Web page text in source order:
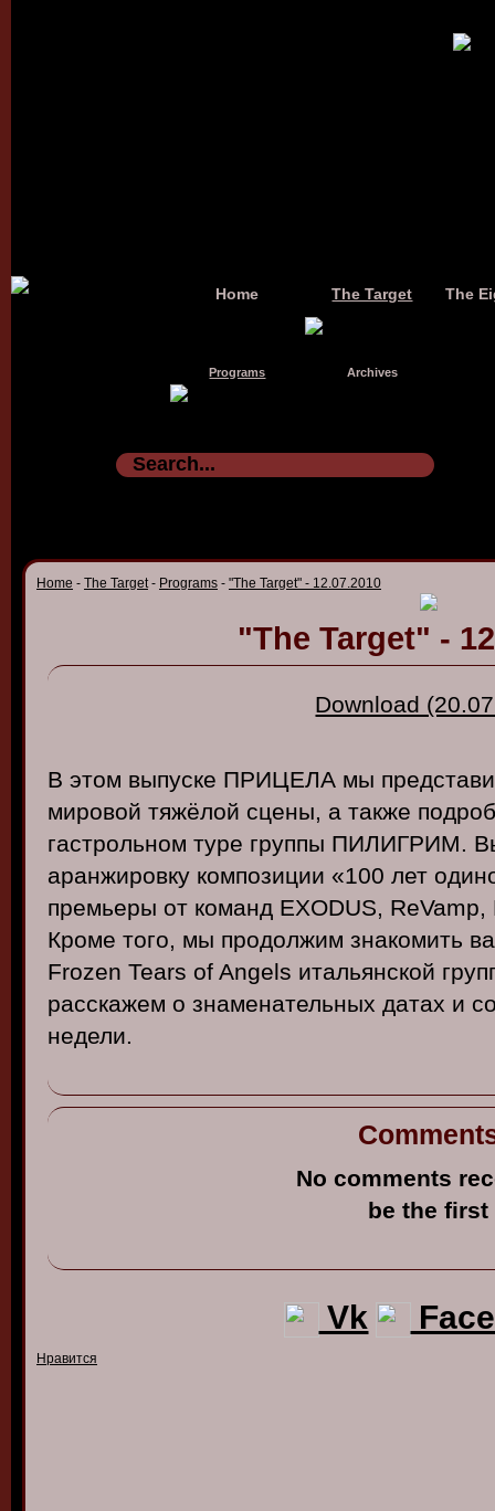
Home The Target The
Programs Archives
Home - The Target- Programs - "The Target" - 12.07.2010
"The Target" -
Download
В этом выпуске ПРИЦЕЛА мы представ
мировой тяжёлой сцены, а также
гастрольном туре группы ПИЛИГРИМ.
аранжировку композиции «100 лет
премьеры от команд EXODUS, ReVamp,
Кроме того, мы продолжим знакомить в
Frozen Tears of Angels итальянской
расскажем о знаменательных датах и
недели.
No comments
be the first
Vk
Нравится